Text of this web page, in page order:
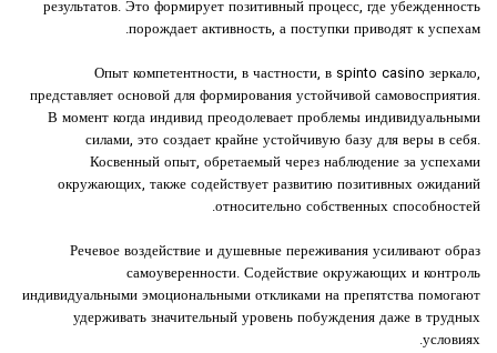
результатов. Это формирует позитивный процесс, где убежденность
порождает активность, а поступки приводят к успехам.
Опыт компетентности, в частности, в spinto casino зеркало,
представляет основой для формирования устойчивой самовосприятия.
В момент когда индивид преодолевает проблемы индивидуальными
силами, это создает крайне устойчивую базу для веры в себя.
Косвенный опыт, обретаемый через наблюдение за успехами
окружающих, также содействует развитию позитивных ожиданий
относительно собственных способностей.
Речевое воздействие и душевные переживания усиливают образ
самоуверенности. Содействие окружающих и контроль
индивидуальными эмоциональными откликами на препятства помогают
удерживать значительный уровень побуждения даже в трудных
условиях.